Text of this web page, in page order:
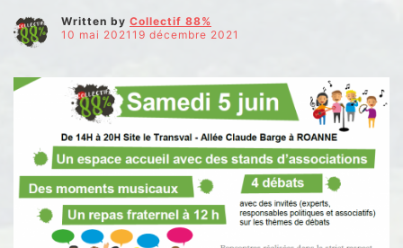
Written by Collectif 88%
10 mai 202119 décembre 2021